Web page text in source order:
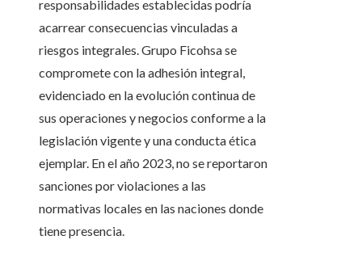
responsabilidades establecidas podría
acarrear consecuencias vinculadas a
riesgos integrales. Grupo Ficohsa se
compromete con la adhesión integral,
evidenciado en la evolución continua de
sus operaciones y negocios conforme a la
legislación vigente y una conducta ética
ejemplar. En el año 2023, no se reportaron
sanciones por violaciones a las
normativas locales en las naciones donde
tiene presencia.